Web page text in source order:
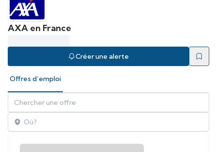
AXA en France
Créer une alerte
Offres d’emploi